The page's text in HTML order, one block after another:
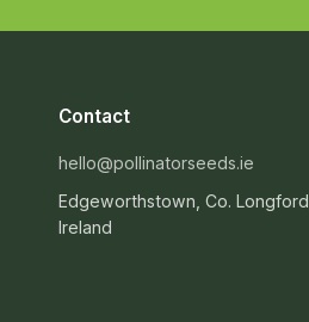
Contact
hello@pollinatorseeds.ie
Edgeworthstown, Co. Longford,
Ireland